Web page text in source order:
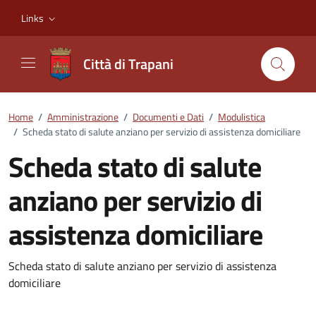
Links
Città di Trapani
Home / Amministrazione / Documenti e Dati / Modulistica
/ Scheda stato di salute anziano per servizio di assistenza domiciliare
Scheda stato di salute
anziano per servizio di
assistenza domiciliare
Dettagli del documento
Scheda stato di salute anziano per servizio di assistenza
domiciliare